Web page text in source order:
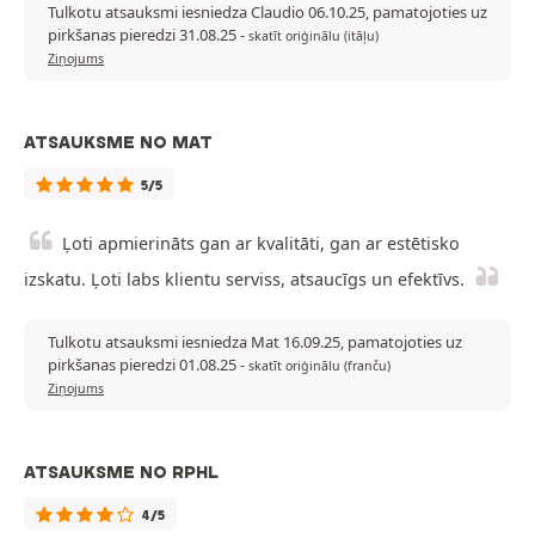
Tulkotu atsauksmi iesniedza Claudio 06.10.25, pamatojoties uz
pirkšanas pieredzi 31.08.25- skatīt oriģinālu (itāļu)
Ziņojums
ATSAUKSME NO MAT
5/5
Ļoti apmierināts gan ar kvalitāti, gan ar estētisko
izskatu. Ļoti labs klientu serviss, atsaucīgs un efektīvs.
Tulkotu atsauksmi iesniedza Mat 16.09.25, pamatojoties uz
pirkšanas pieredzi 01.08.25- skatīt oriģinālu (franču)
Ziņojums
ATSAUKSME NO RPHL
4/5